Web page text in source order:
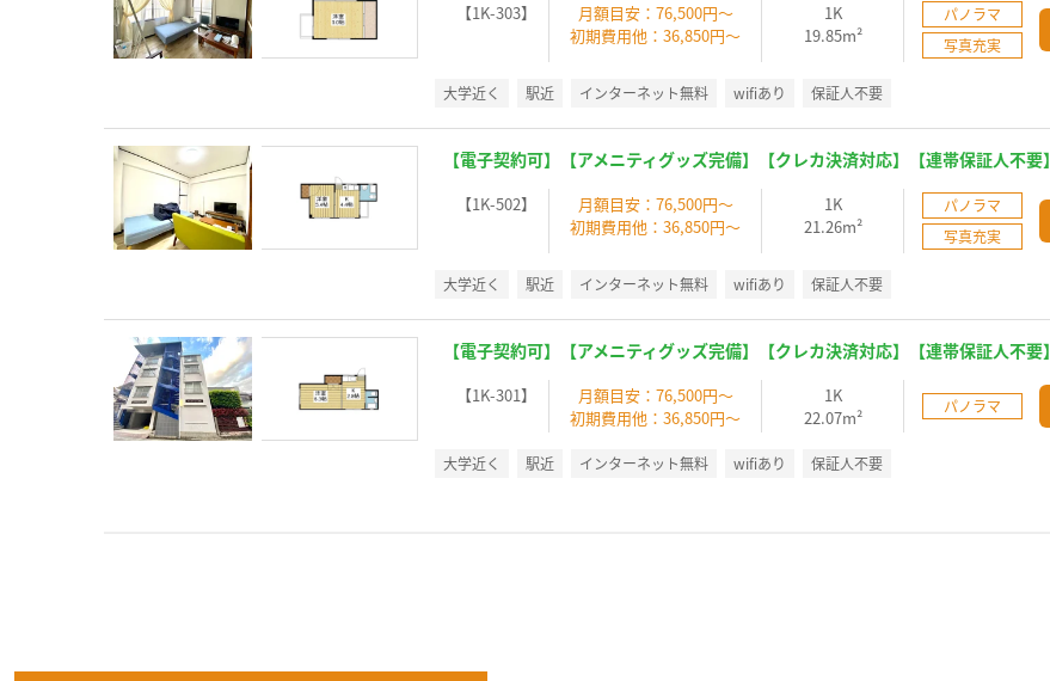
【1K-303】
月額目安：76,500円～
初期費用他：36,850円～
1K
19.85m²
パノラマ
写真充実
大学近く 駅近 インターネット無料 wifiあり 保証人不要
【電子契約可】【アメニティグッズ完備】【クレカ決済対応】【連帯保証人不要】
【1K-502】
月額目安：76,500円～
初期費用他：36,850円～
1K
21.26m²
パノラマ
写真充実
大学近く 駅近 インターネット無料 wifiあり 保証人不要
【電子契約可】【アメニティグッズ完備】【クレカ決済対応】【連帯保証人不要】
【1K-301】
月額目安：76,500円～
初期費用他：36,850円～
1K
22.07m²
パノラマ
大学近く 駅近 インターネット無料 wifiあり 保証人不要